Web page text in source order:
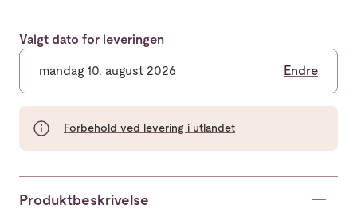
Valgt dato for leveringen
mandag 10. august 2026 Endre
Forbehold ved levering i utlandet
Produktbeskrivelse